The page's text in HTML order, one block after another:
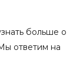
больше о
ответим на